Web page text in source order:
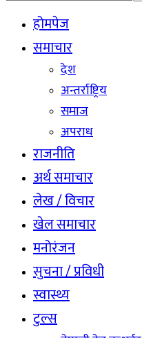
होमपेज
समाचार
देश
अन्तर्राष्ट्रिय
समाज
अपराध
राजनीति
अर्थ समाचार
लेख / विचार
खेल समाचार
मनोरंजन
सुचना / प्रविधी
स्वास्थ्य
टुल्स